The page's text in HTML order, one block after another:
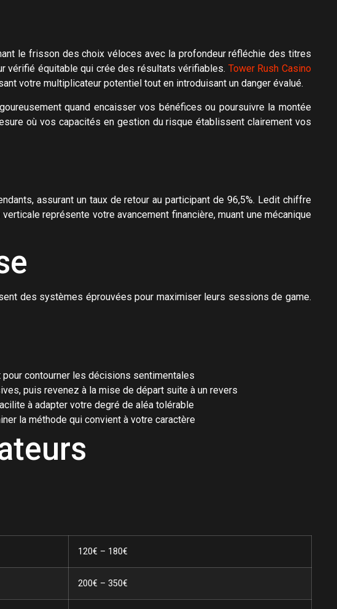
le frisson des choix véloces avec la profondeur réfléchie des titres
vérifié équitable qui crée des résultats vérifiables. Tower Rush Casino
votre multiplicateur potentiel tout en introduisant un danger évalué.
quand encaisser vos bénéfices ou poursuivre la montée
où vos capacités en gestion du risque établissent clairement vos
assurant un taux de retour au participant de 96,5%. Ledit chiffre
représente votre avancement financière, muant une mécanique
des systèmes éprouvées pour maximiser leurs sessions de game.
contourner les décisions sentimentales
puis revenez à la mise de départ suite à un revers
à adapter votre degré de aléa tolérable
la méthode qui convient à votre caractère
120€ – 180€
200€ – 350€